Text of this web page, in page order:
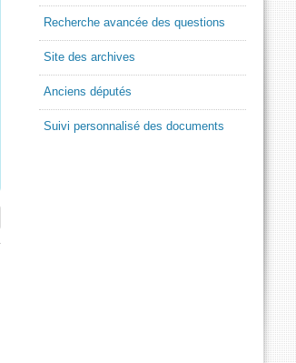
Recherche avancée des questions
Site des archives
Anciens députés
Suivi personnalisé des documents